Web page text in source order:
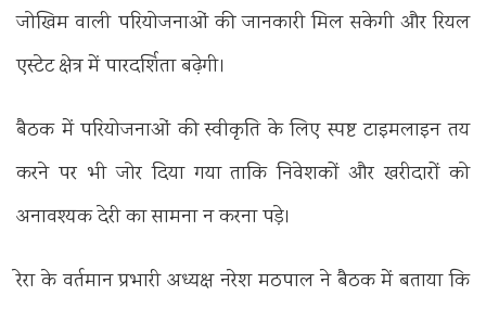
जोखिम वाली परियोजनाओं की जानकारी मिल सकेगी और रियल
एस्टेट क्षेत्र में पारदर्शिता बढ़ेगी।
बैठक में परियोजनाओं की स्वीकृति के लिए स्पष्ट टाइमलाइन तय
करने पर भी जोर दिया गया ताकि निवेशकों और खरीदारों को
अनावश्यक देरी का सामना न करना पड़े।
रेरा के वर्तमान प्रभारी अध्यक्ष नरेश मठपाल ने बैठक में बताया कि